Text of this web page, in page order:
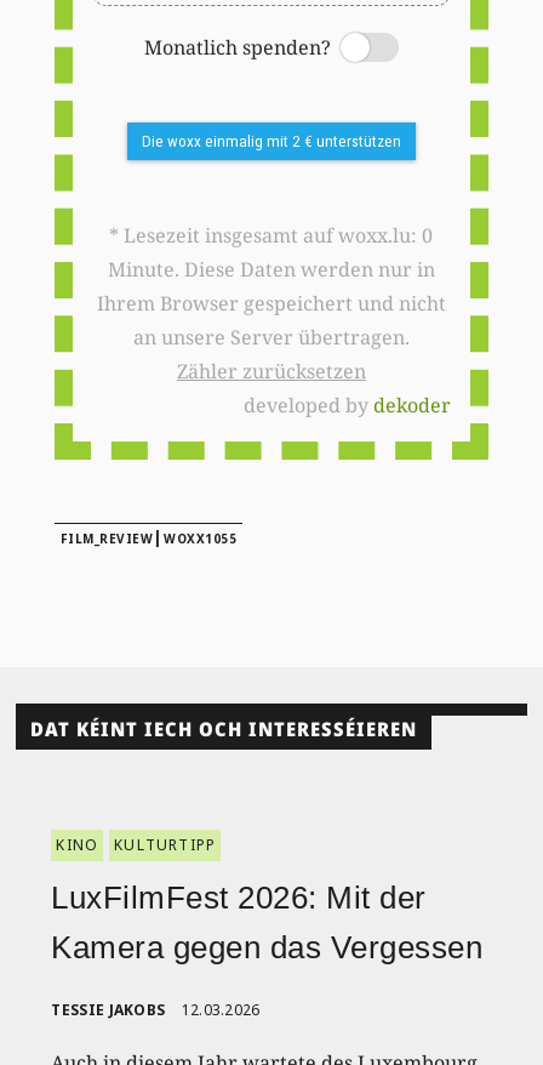
Monatlich spenden?
Switch
Die woxx einmalig mit 2 € unterstützen
* Lesezeit insgesamt auf woxx.lu: 0
Minute. Diese Daten werden nur in
Ihrem Browser gespeichert und nicht
an unsere Server übertragen.
Zähler zurücksetzen
developed bydekoder
FILM_REVIEW |WOXX1055
DAT KÉINT IECH OCH INTERESSÉIEREN
KINO KULTURTIPP
LuxFilmFest 2026: Mit der
Kamera gegen das Vergessen
TESSIE JAKOBS 12.03.2026